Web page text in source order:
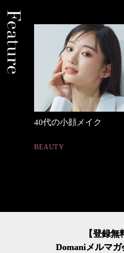
40代の小顔メイク
BEAUTY
【登録無
Domaniメルマ